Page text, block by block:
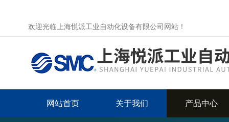
欢迎光临上海悦派工业自动化设备有限公司网站！
网站首页 关于我们 产品中心